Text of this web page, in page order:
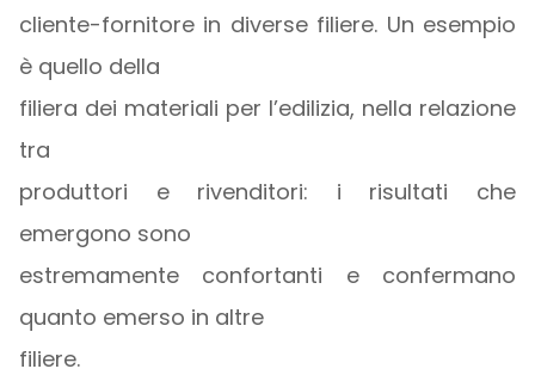
cliente-fornitore in diverse filiere. Un esempio
è quello della
filiera dei materiali per l’edilizia, nella relazione
tra
produttori e rivenditori: i risultati che
emergono sono
estremamente confortanti e confermano
quanto emerso in altre
filiere.